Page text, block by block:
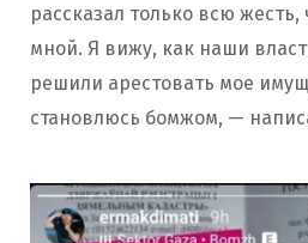
рассказал только всю жесть,
мной. Я вижу, как наши
решили арестовать мое
становлюсь бомжом, —